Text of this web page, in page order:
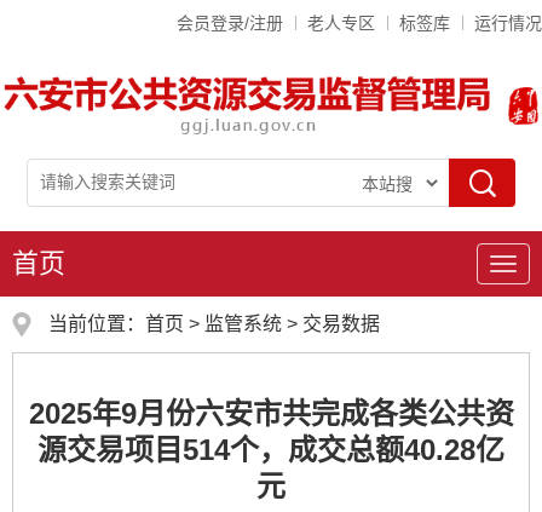
会员登录/注册 老人专区 标签库 运行情况
导
首页
当前位置： 首页 > 监管系统 > 交易数据
2025年9月份六安市共完成各类公共资
源交易项目514个，成交总额40.28亿
元